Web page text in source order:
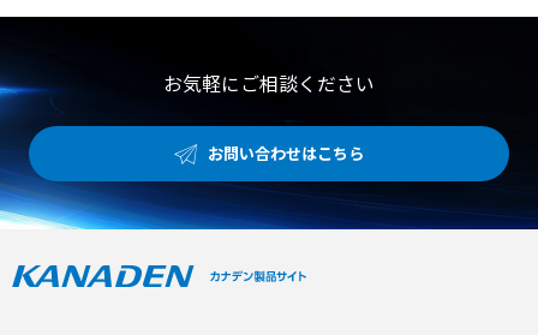
お気軽にご相談ください
お問い合わせはこちら